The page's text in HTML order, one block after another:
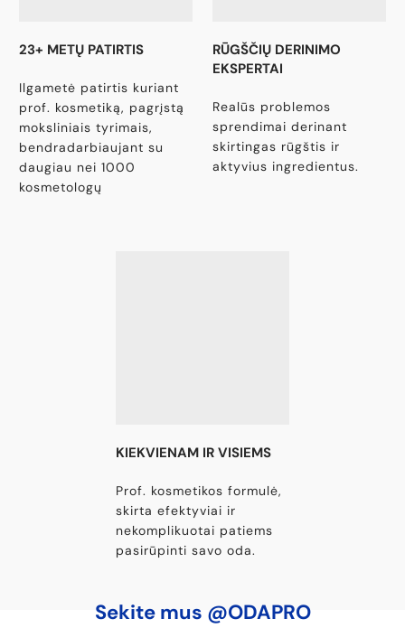
23+ METŲ PATIRTIS
Ilgametė patirtis kuriant
prof. kosmetiką, pagrįstą
moksliniais tyrimais,
bendradarbiaujant su
daugiau nei 1000
kosmetologų
RŪGŠČIŲ DERINIMO
EKSPERTAI
Realūs problemos
sprendimai derinant
skirtingas rūgštis ir
aktyvius ingredientus.
KIEKVIENAM IR VISIEMS
Prof. kosmetikos formulė,
skirta efektyviai ir
nekomplikuotai patiems
pasirūpinti savo oda.
Sekite mus @ODAPRO